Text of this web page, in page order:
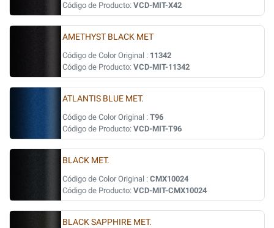
Código de Producto: VCD-MIT-X42
AMETHYST BLACK MET
Código de Color Original : 11342
Código de Producto: VCD-MIT-11342
ATLANTIS BLUE MET.
Código de Color Original : T96
Código de Producto: VCD-MIT-T96
BLACK MET.
Código de Color Original : CMX10024
Código de Producto: VCD-MIT-CMX10024
BLACK SAPPHIRE MET.